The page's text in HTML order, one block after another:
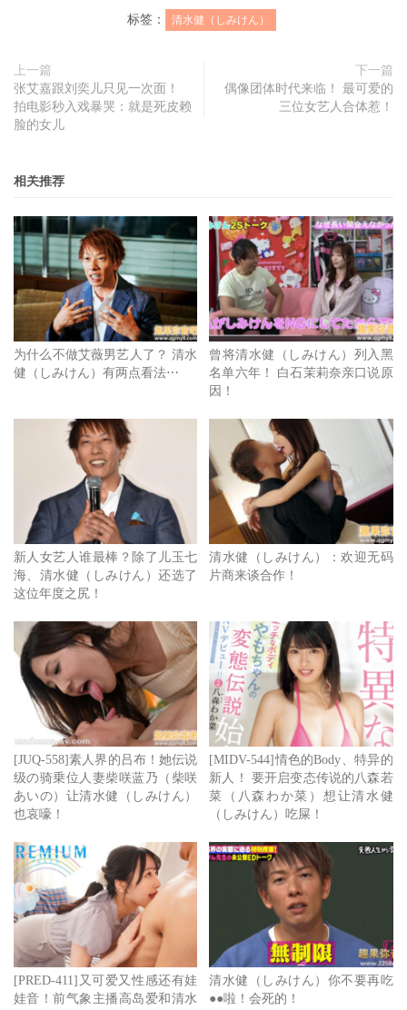
这位资深男艺人是在YouTube上传影片向大家告知引退的决
他女艺人预告自己将会做到什么时候，而是他已经没在做艾
薇男艺人了；再来，他没有引退的作品，也就是直接淡出了
这一行；最后也是最重要的，之所以会引退是因为某件事让
是在今年4月决定引退⋯
所以如果您觉得最近好像没看しみけん的英姿那是很正常
的，然后以片商自签约到作品上市差不多半年的时间来算很
快我们就再也看不到しみけん(清水健)ー至于那个让しみけ
ん(清水健)决定不玩的契机是什么呢？我觉得就是他在自媒
体上的成功ー虽然能言善道的艾薇男艺人不是没有，不过论
效果しみけん(清水健)说第二我想冠军会从缺，也因为在自
媒体的成功，所以しみけん(清水健)开始尝到当网红的甜
一直来，价码水涨船高：
我随便举个例子，今年曾经有台湾的健康食品厂商透过我们
发Offer给他，结果しみけん(清水健)不二价八位数日币开出
来，还说自己在日本就是这个价码ー虽然因为价码太高厂商
标签： 清水健（しみけん）
上一篇
张艾嘉跟刘奕儿只见一次面！
拍电影秒入戏暴哭：就是死皮赖
脸的女儿
下一篇
偶像团体时代来临！ 最可爱的
三位女艺人合体惹！
相关推荐
为什么不做艾薇男艺人了？ 清水
健（しみけん）有两点看法⋯
曾将清水健（しみけん）列入黑
名单六年！ 白石茉莉奈亲口说原
因！
新人女艺人谁最棒？除了儿玉七
海、清水健（しみけん）还选了
这位年度之尻！
清水健（しみけん）：欢迎无码
片商来谈合作！
[JUQ-558]素人界的吕布！她伝说
级の骑乗位人妻柴咲蓝乃（柴咲
あいの）让清水健（しみけん）
也哀嚎！
[MIDV-544]情色的Body、特异的
新人！ 要开启变态传说的八森若
菜（八森わか菜）想让清水健
（しみけん）吃屎！
[PRED-411]又可爱又性感还有娃
娃音！前气象主播高岛爱和清水
清水健（しみけん）你不要再吃
●●啦！会死的！